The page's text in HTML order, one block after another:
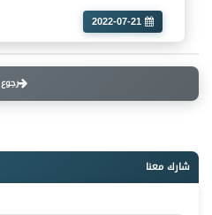
رجوع
شارك معنا